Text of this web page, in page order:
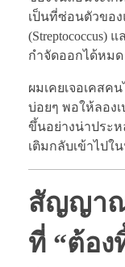
เป็นที่ซ่อนตัวขอ
(Streptococcus)
กำจัดออกได้หมด
ผมเคยเจอเคสค
บ่อยๆ พอให้ลอง
ขึ้นอย่างน่าประห
เติมกลับเข้าไปใ
สัญญาณ
ที่ “ต้อง